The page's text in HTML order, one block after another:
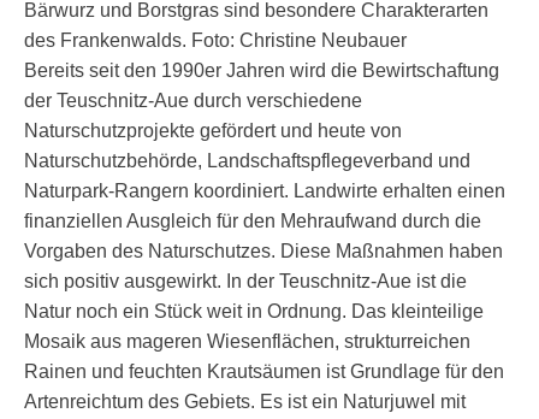
Bärwurz und Borstgras sind besondere Charakterarten
des Frankenwalds. Foto: Christine Neubauer
Bereits seit den 1990er Jahren wird die Bewirtschaftung
der Teuschnitz-Aue durch verschiedene
Naturschutzprojekte gefördert und heute von
Naturschutzbehörde, Landschaftspflegeverband und
Naturpark-Rangern koordiniert. Landwirte erhalten einen
finanziellen Ausgleich für den Mehraufwand durch die
Vorgaben des Naturschutzes. Diese Maßnahmen haben
sich positiv ausgewirkt. In der Teuschnitz-Aue ist die
Natur noch ein Stück weit in Ordnung. Das kleinteilige
Mosaik aus mageren Wiesenflächen, strukturreichen
Rainen und feuchten Krautsäumen ist Grundlage für den
Artenreichtum des Gebiets. Es ist ein Naturjuwel mit